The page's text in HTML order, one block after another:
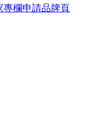
專欄申請品牌頁